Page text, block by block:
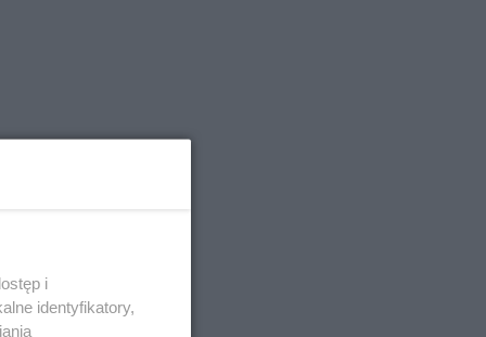
i
identyfikatory,